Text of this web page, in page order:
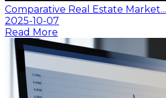
Comparative Real Estate Market...
2025-10-07
Read More